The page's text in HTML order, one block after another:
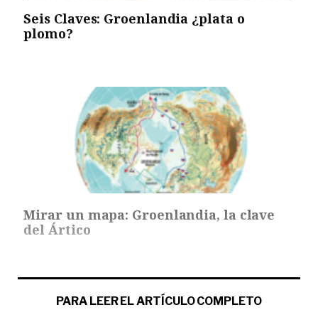
Seis Claves: Groenlandia ¿plata o
plomo?
Mirar un mapa: Groenlandia, la clave
del Ártico
PARA LEER EL ARTÍCULO COMPLETO